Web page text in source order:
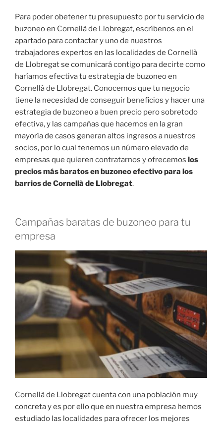
Para poder obetener tu presupuesto por tu servicio de
buzoneo en Cornellà de Llobregat, escríbenos en el
apartado para contactar y uno de nuestros
trabajadores expertos en las localidades de Cornellà
de Llobregat se comunicará contigo para decirte como
haríamos efectiva tu estrategia de buzoneo en
Cornellà de Llobregat. Conocemos que tu negocio
tiene la necesidad de conseguir beneficios y hacer una
estrategia de buzoneo a buen precio pero sobretodo
efectiva, y las campañas que hacemos en la gran
mayoría de casos generan altos ingresos a nuestros
socios, por lo cual tenemos un número elevado de
empresas que quieren contratarnos y ofrecemos los
precios más baratos en buzoneo efectivo para los
barrios de Cornellà de Llobregat.
Campañas baratas de buzoneo para tu
empresa
Cornellà de Llobregat cuenta con una población muy
concreta y es por ello que en nuestra empresa hemos
estudiado las localidades para ofrecer los mejores